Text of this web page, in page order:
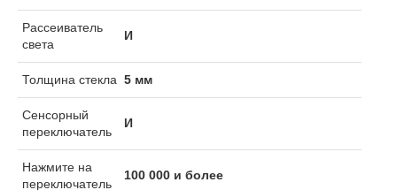
Рассеиватель
света
И
Толщина стекла 5 мм
Сенсорный
переключатель
И
Нажмите на
переключатель
100 000 и более